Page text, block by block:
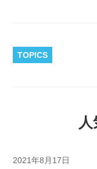
TOPICS
2021年8月17日